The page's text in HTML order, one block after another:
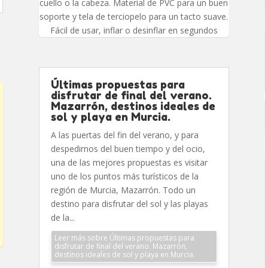
cuello o la cabeza. Material de PVC para un buen
soporte y tela de terciopelo para un tacto suave.
Fácil de usar, inflar o desinflar en segundos
Últimas propuestas para
disfrutar de final del verano.
Mazarrón, destinos ideales de
sol y playa en Murcia.
A las puertas del fin del verano, y para
despedirnos del buen tiempo y del ocio,
una de las mejores propuestas es visitar
uno de los puntos más turísticos de la
región de Murcia, Mazarrón. Todo un
destino para disfrutar del sol y las playas
de la...
Leer más sobre Últimas propuestas para
disfrutar de final del verano. Mazarrón,
destinos ideales de sol y playa en Murcia.